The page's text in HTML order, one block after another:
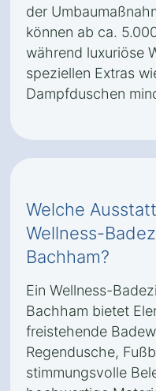
der
können ab ca.
während luxuriöse
speziellen Extras
Dampfduschen
Welche
Wellness-
Bachham?
Ein Wellness-
Bachham bietet
freistehende
Regendusche,
stimmungsvolle